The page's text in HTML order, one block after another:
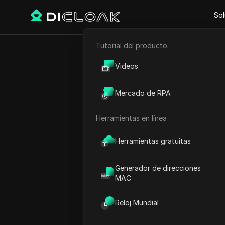
Comercio electrónico
Tutorial del producto
Videos
Mercado de RPA
Herramientas en línea
Herramientas gratuitas
Generador de direcciones
MAC
Reloj Mundial
Atrás
la
23 sep 2025
DICloak Antidetect
actualizaciones para
lanzamos varias